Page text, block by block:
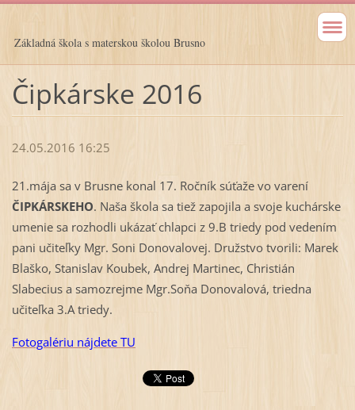
Základná škola s materskou školou Brusno
Čipkárske 2016
24.05.2016 16:25
21.mája sa v Brusne konal 17. Ročník súťaže vo varení
ČIPKÁRSKEHO. Naša škola sa tiež zapojila a svoje kuchárske
umenie sa rozhodli ukázať chlapci z 9.B triedy pod vedením
pani učiteľky Mgr. Soni Donovalovej. Družstvo tvorili: Marek
Blaško, Stanislav Koubek, Andrej Martinec, Christián
Slabecius a samozrejme Mgr.Soňa Donovalová, triedna
učiteľka 3.A triedy.
Fotogalériu nájdete TU